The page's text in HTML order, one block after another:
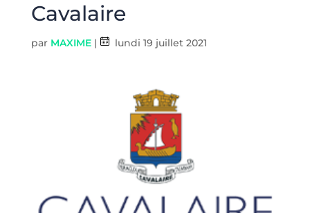
Cavalaire
par MAXIME| lundi 19 juillet 2021